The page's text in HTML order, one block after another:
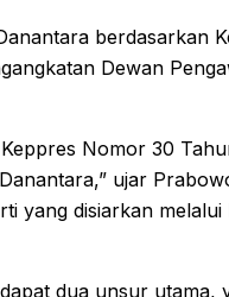
berdasarkan
Dewan
Nomor 30
ujar
yang disiarkan
dua unsur utama,